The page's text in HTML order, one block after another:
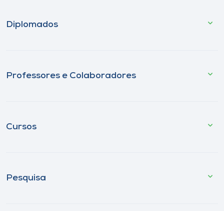
Diplomados
Professores e Colaboradores
Cursos
Pesquisa